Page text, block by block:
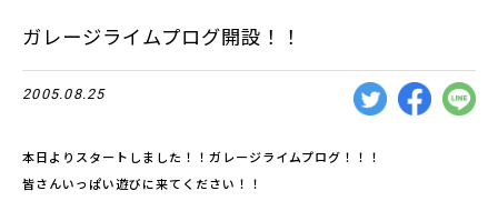
ガレージライムプログ開設！！
2005.08.25
本日よりスタートしました！！ガレージライムプログ！！！
皆さんいっぱい遊びに来てください！！